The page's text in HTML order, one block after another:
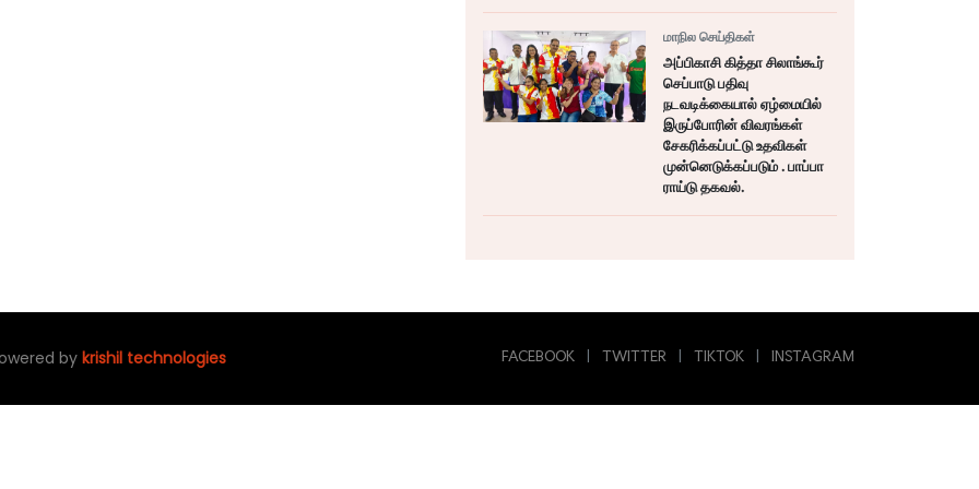
மாநில செய்திகள்
அப்பிகாசி கித்தா சிலாங்கூர்
செப்பாடு பதிவு
நடவடிக்கையால் ஏழ்மையில்
இருப்போரின் விவரங்கள்
சேகரிக்கப்பட்டு உதவிகள்
முன்னெடுக்கப்படும் . பாப்பா
ராய்டு தகவல்.
by krishil technologies FACEBOOK TWITTER TIKTOK INSTAGRAM